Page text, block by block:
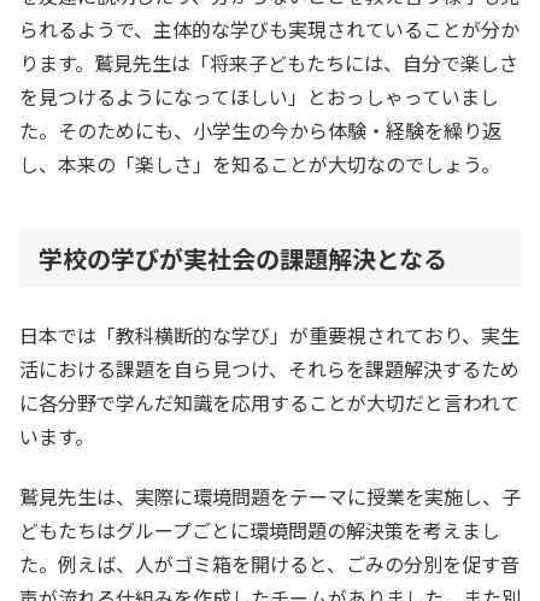
られるようで、主体的な学びも実現されていることが分か
ります。鷲見先生は「将来子どもたちには、自分で楽しさ
を見つけるようになってほしい」とおっしゃっていまし
た。そのためにも、小学生の今から体験・経験を繰り返
し、本来の「楽しさ」を知ることが大切なのでしょう。
学校の学びが実社会の課題解決となる
日本では「教科横断的な学び」が重要視されており、実生
活における課題を自ら見つけ、それらを課題解決するため
に各分野で学んだ知識を応用することが大切だと言われて
います。
鷲見先生は、実際に環境問題をテーマに授業を実施し、子
どもたちはグループごとに環境問題の解決策を考えまし
た。例えば、人がゴミ箱を開けると、ごみの分別を促す音